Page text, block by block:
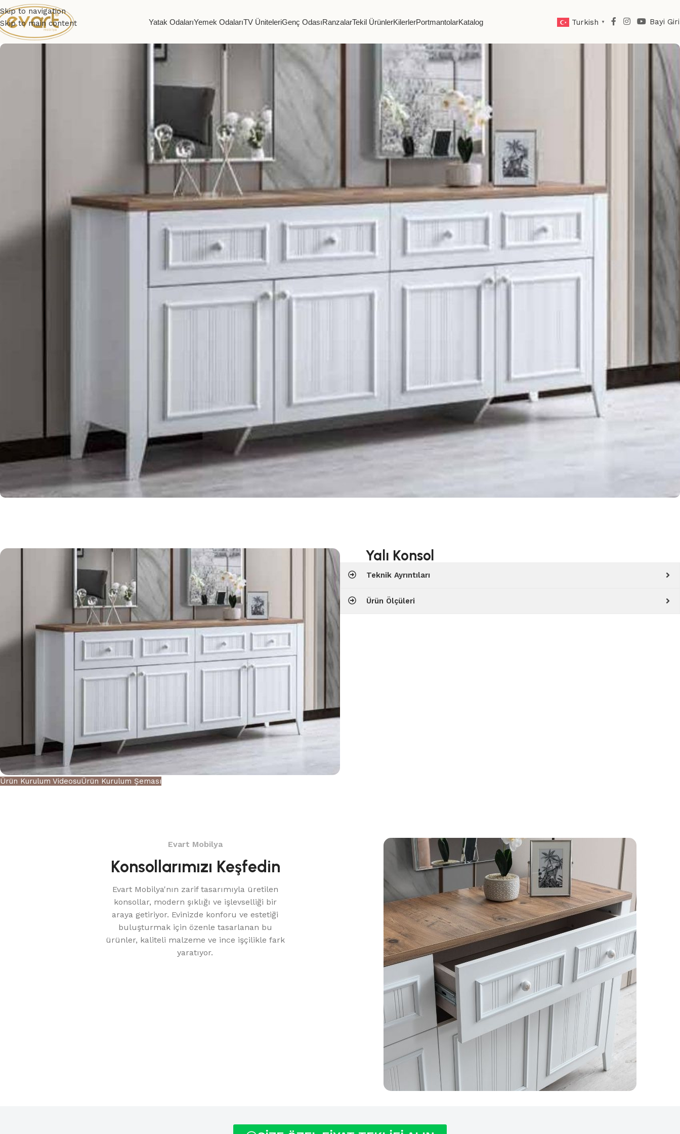
Skip to navigation
Skip to main content
Yatak OdalarıYemek OdalarıTV ÜniteleriGenç OdasıRanzalarTekil ÜrünlerKilerlerPortmantolarKatalog Turkish ▼ Bayi
Ürün Kurulum VideosuÜrün Kurulum Şeması
Yalı Konsol
Teknik Ayrıntıları
Ürün Ölçüleri
Evart Mobilya
Konsollarımızı Keşfedin
Evart Mobilya'nın zarif tasarımıyla üretilen
konsollar, modern şıklığı ve işlevselliği bir
araya getiriyor. Evinizde konforu ve estetiği
buluşturmak için özenle tasarlanan bu
ürünler, kaliteli malzeme ve ince işçilikle fark
yaratıyor.